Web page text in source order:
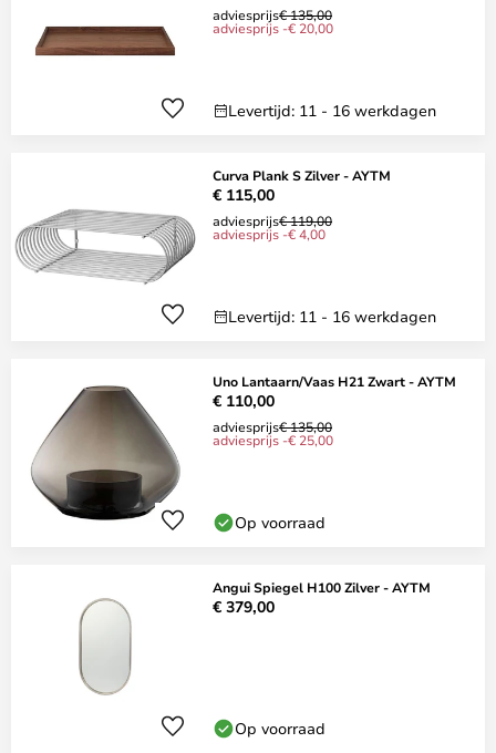
adviesprijs€ 135,00
adviesprijs -€ 20,00
Levertijd: 11 - 16 werkdagen
Curva Plank S Zilver - AYTM
€ 115,00
adviesprijs€ 119,00
adviesprijs -€ 4,00
Levertijd: 11 - 16 werkdagen
Uno Lantaarn/Vaas H21 Zwart - AYTM
€ 110,00
adviesprijs€ 135,00
adviesprijs -€ 25,00
Op voorraad
Angui Spiegel H100 Zilver - AYTM
€ 379,00
Op voorraad